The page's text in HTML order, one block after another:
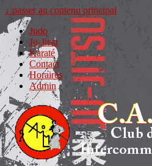
↓ passer au contenu principal
Judo
Ju-Jitsu
Karaté
Contact
Horaires
Admin